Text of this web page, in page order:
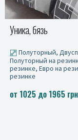
Постельное белье
Полуторный,
Полуторный на
резинке, Евро на
резинке
от 1025 до 1965